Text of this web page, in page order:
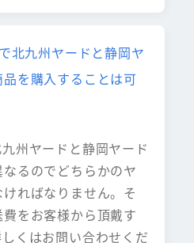
北九州ヤードと静岡ヤ
を購入することは可
州ヤードと静岡ヤード
るのでどちらかのヤ
ればなりません。そ
をお客様から頂戴す
くはお問い合わせくだ